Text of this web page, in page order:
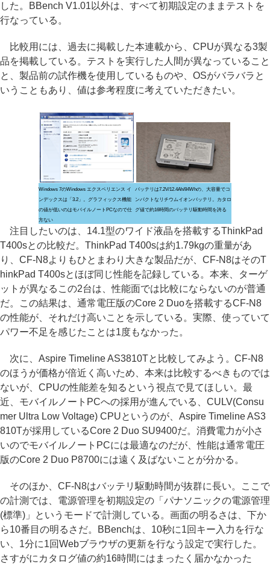
した。BBench V1.01以外は、すべて初期設定のままテストを
行なっている。
比較用には、過去に掲載した本連載から、CPUが異なる3製
品を掲載している。テストを実行した人間が異なっていること
と、製品前の試作機を使用しているものや、OSがバラバラと
いうこともあり、値は参考程度に考えていただきたい。
Windows 7のWindows エクスペリエンス イ
ンデックスは「3.2」。グラフィックス機能
の値が低いのはモバイルノートPCなので仕
方ない
バッテリは7.2V/12.4Ah/84Whの、大容量でコ
ンパクトなリチウムイオンバッテリ。カタロ
グ値で約16時間のバッテリ駆動時間を誇る
注目したいのは、14.1型のワイド液晶を搭載するThinkPad
T400sとの比較だ。ThinkPad T400sは約1.79kgの重量があ
り、CF-N8よりもひとまわり大きな製品だが、CF-N8はそのT
hinkPad T400sとほぼ同じ性能を記録している。本来、ターゲ
ットが異なるこの2台は、性能面では比較にならないのが普通
だ。この結果は、通常電圧版のCore 2 Duoを搭載するCF-N8
の性能が、それだけ高いことを示している。実際、使っていて
パワー不足を感じたことは1度もなかった。
次に、Aspire Timeline AS3810Tと比較してみよう。CF-N8
のほうが価格が倍近く高いため、本来は比較するべきものでは
ないが、CPUの性能差を知るという視点で見てほしい。最
近、モバイルノートPCへの採用が進んでいる、CULV(Consu
mer Ultra Low Voltage) CPUというのが、Aspire Timeline AS3
810Tが採用しているCore 2 Duo SU9400だ。消費電力が小さ
いのでモバイルノートPCには最適なのだが、性能は通常電圧
版のCore 2 Duo P8700には遠く及ばないことが分かる。
そのほか、CF-N8はバッテリ駆動時間が抜群に長い。ここで
の計測では、電源管理を初期設定の「パナソニックの電源管理
(標準)」というモードで計測している。画面の明るさは、下か
ら10番目の明るさだ。BBenchは、10秒に1回キー入力を行な
い、1分に1回Webブラウザの更新を行なう設定で実行した。
さすがにカタログ値の約16時間にはまったく届かなかった